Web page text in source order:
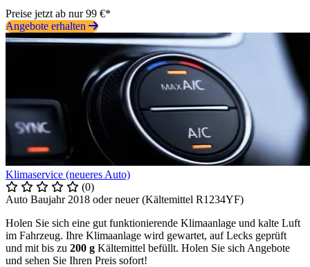
Preise jetzt ab nur 99 €*
Angebote erhalten
Klimaservice (neueres Auto)
(0)
Auto Baujahr 2018 oder neuer (Kältemittel R1234YF)
Holen Sie sich eine gut funktionierende Klimaanlage und kalte Luft
im Fahrzeug. Ihre Klimaanlage wird gewartet, auf Lecks geprüft
und mit bis zu 200 g Kältemittel befüllt. Holen Sie sich Angebote
und sehen Sie Ihren Preis sofort!